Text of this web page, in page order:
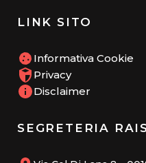
LINK SITO
Informativa Cookie
Privacy
Disclaimer
SEGRETERIA